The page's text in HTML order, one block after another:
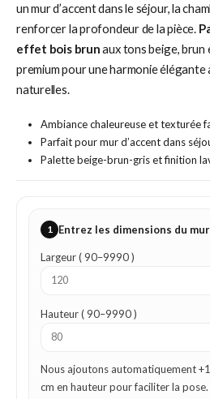
un mur d’accent dans le séjour, la
renforcer la profondeur de la pièce.
effet bois brunaux tons beige,
premium pour une harmonie
naturelles.
Ambiance chaleureuse et texturée
Parfait pour mur d’accent dans
Palette beige-brun-gris et finition
1 Entrez les dimensions du mur
Largeur ( 90–9990 )
Hauteur ( 90–9990 )
Nous ajoutons automatiquement
cm en hauteur pour faciliter la pose.